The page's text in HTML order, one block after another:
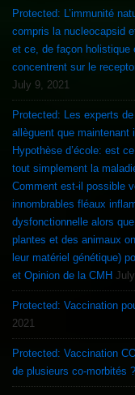
Protected: L’immunité
compris la nucleocapsid
et ce, de façon holistique
concentrent sur le
July 9, 2021
Protected: Les experts
allèguent que
Hypothèse d’école: est
tout simplement la
Comment est-il possible
innombrables fléaux
dysfonctionnelle alors
plantes et des animaux
leur matériel génétique)
et Opinion de la CMH
Protected: Vaccination
2021
Protected: Vaccination
de plusieurs co-morbités ?